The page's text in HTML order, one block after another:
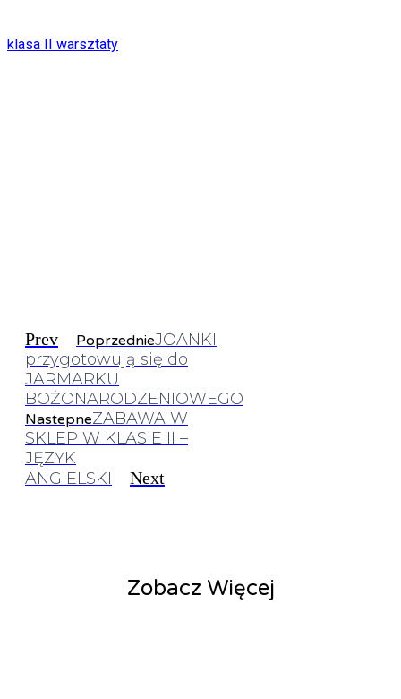
klasa II warsztaty
Prev PoprzednieJOANKI
przygotowują się do
JARMARKU
BOŻONARODZENIOWEGO
NastepneZABAWA W
SKLEP W KLASIE II –
JĘZYK
ANGIELSKI
Next
Zobacz Więcej